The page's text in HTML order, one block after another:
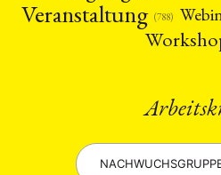
Veranstaltung (788)